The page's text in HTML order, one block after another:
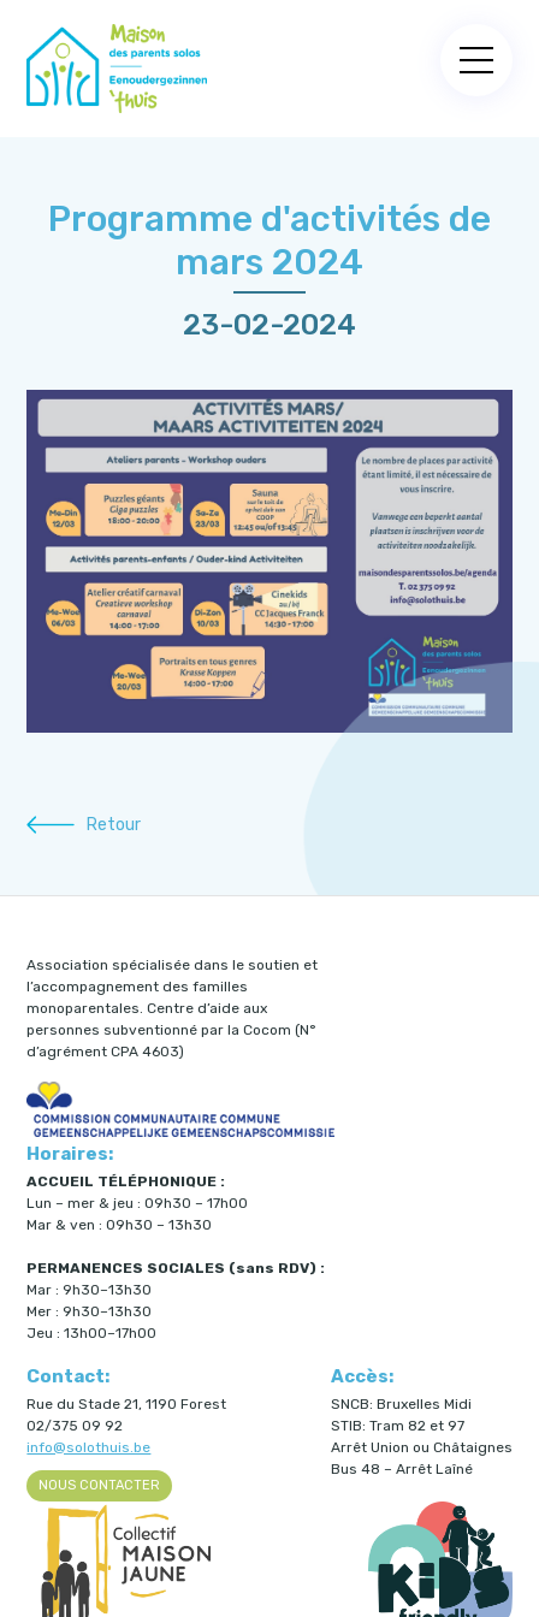
Programme d'activités de
mars 2024
23-02-2024
Retour
Association spécialisée dans le soutien et
l’accompagnement des familles
monoparentales. Centre d’aide aux
personnes subventionné par la Cocom (N°
d’agrément CPA 4603)
Horaires:
ACCUEIL TÉLÉPHONIQUE :
Lun – mer & jeu : 09h30 – 17h00
Mar & ven : 09h30 – 13h30
PERMANENCES SOCIALES (sans RDV) :
Mar : 9h30–13h30
Mer : 9h30–13h30
Jeu : 13h00–17h00
Contact:
Rue du Stade 21, 1190 Forest
02/375 09 92
info@solothuis.be
NOUS CONTACTER
Accès:
SNCB: Bruxelles Midi
STIB: Tram 82 et 97
Arrêt Union ou Châtaignes
Bus 48 – Arrêt Laîné